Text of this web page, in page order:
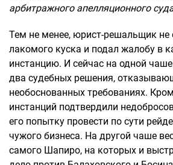
арбитражного апелляционного
Тем не менее, юрист-решальщик не
лакомого куска и подал жалобу в
инстанцию. И сейчас на одной
два судебных решения,
необоснованных требованиях.
инстанций подтвердили
его попытку провести по сути
чужого бизнеса. На другой чаше
самого Шапиро, на которых и